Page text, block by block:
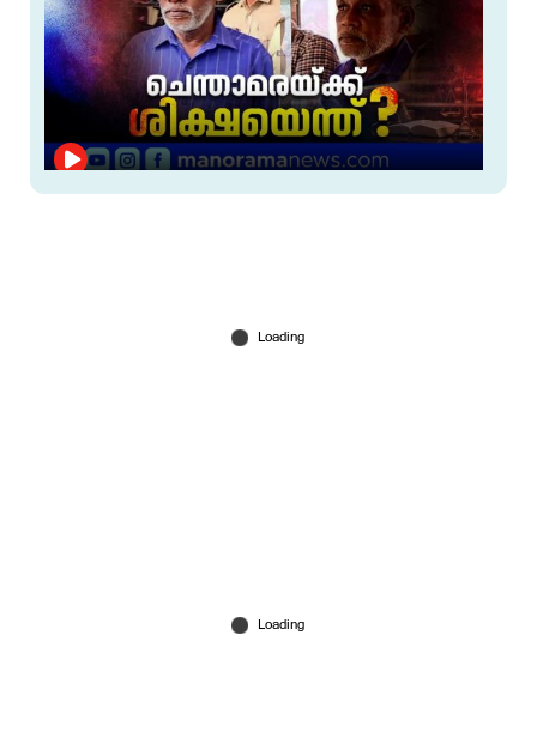
തെളിവുകൾ ലഭിച്ചെന്ന് ക്രൈംബ്രാഞ്ച്;
പ്രതീക്ഷയോടെ കുടുംബം